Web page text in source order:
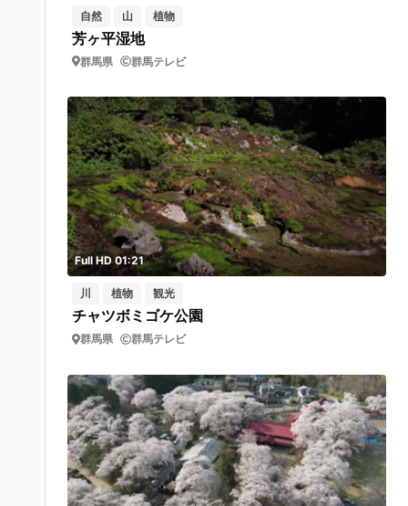
自然 山 植物
芳ヶ平湿地
群馬県 群馬テレビ
Full HD 01:21
川 植物 観光
チャツボミゴケ公園
群馬県 群馬テレビ